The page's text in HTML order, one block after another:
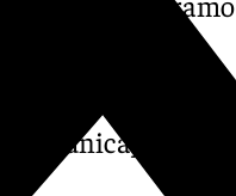
7 minutos de
unicaja-en-